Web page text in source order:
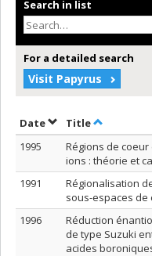
Search in list
For a detailed search
Visit Papyrus
DateSort by date in
TitleSort by
1995
Régions de
ions : théorie et
1991
Régionalisation
sous-espaces de
1996
Réduction
de type Suzuki
acides